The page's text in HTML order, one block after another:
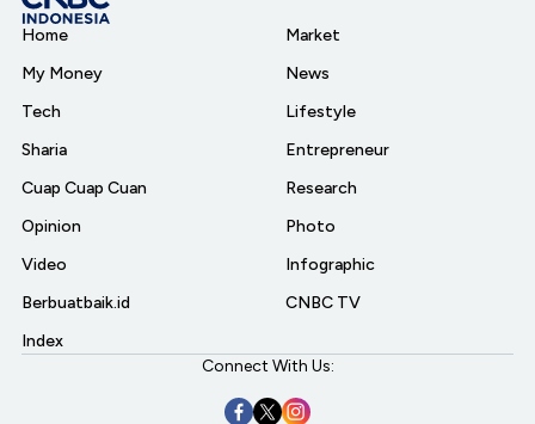
Home
My Money
Tech
Sharia
Cuap Cuap Cuan
Opinion
Video
Berbuatbaik.id
Index
Market
News
Lifestyle
Entrepreneur
Research
Photo
Infographic
CNBC TV
Connect With Us: